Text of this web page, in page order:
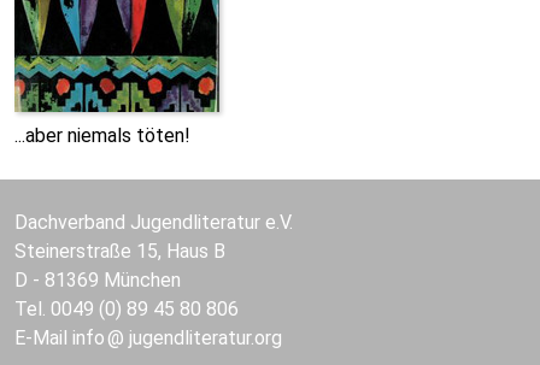
...aber niemals töten!
Dachverband Jugendliteratur e.V.
Steinerstraße 15, Haus B
D - 81369 München
Tel. 0049 (0) 89 45 80 806
E-Mail info jugendliteratur.org